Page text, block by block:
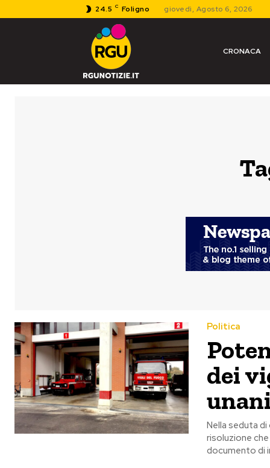
24.5 C Foligno giovedì, Agosto 6, 2026
CRONACA
Politica
dei
Nella seduta
risoluzione
documento di